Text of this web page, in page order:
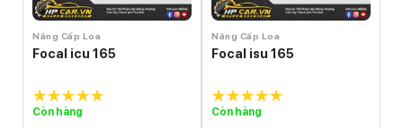
Nâng Cấp Loa
Focal icu 165
5.0out of
Còn hàng
Nâng Cấp Loa
Focal isu 165
5.0out of
Còn hàng